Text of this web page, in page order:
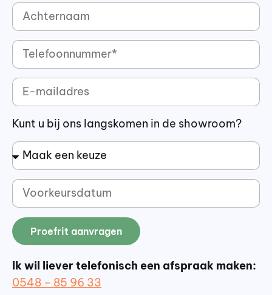
Kunt u bij ons langskomen in de showroom?
Proefrit aanvragen
Ik wil liever telefonisch een afspraak maken:
0548 – 85 96 33